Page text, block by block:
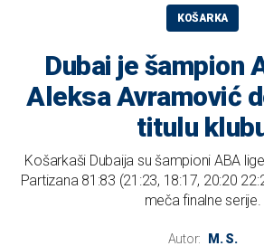
KOŠARKA
Dubai je šampion
Aleksa Avramović
titulu
Košarkaši Dubaija su šampioni ABA
Partizana 81:83 (21:23, 18:17, 20:20
meča finalne serije.
Autor: M. S.